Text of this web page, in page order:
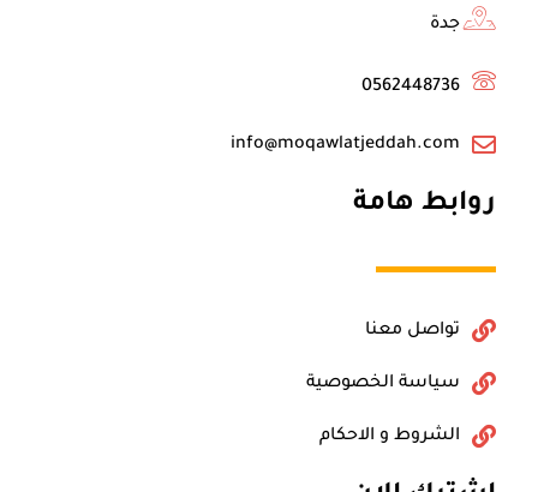
جدة
0562448736
info@moqawlatjeddah.com
روابط هامة
تواصل معنا
سياسة الخصوصية
الشروط و الاحكام